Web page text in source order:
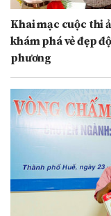
Khai mạc cuộc thi
khám phá vẻ đẹp
phương